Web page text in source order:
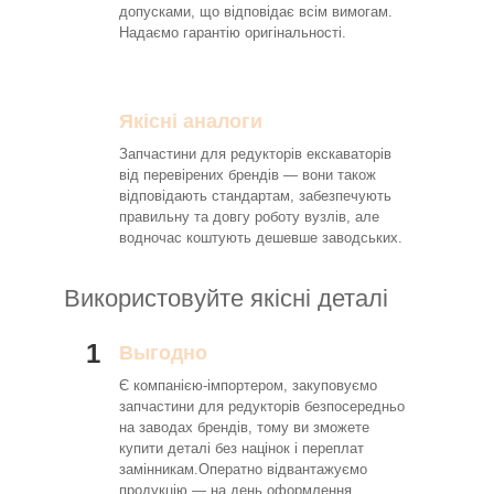
допусками, що відповідає всім вимогам.
Надаємо гарантію оригінальності.
Якісні аналоги
Запчастини для редукторів екскаваторів
від перевірених брендів — вони також
відповідають стандартам, забезпечують
правильну та довгу роботу вузлів, але
водночас коштують дешевше заводських.
Використовуйте якісні деталі
1 Выгодно
Є компанією-імпортером, закуповуємо
запчастини для редукторів безпосередньо
на заводах брендів, тому ви зможете
купити деталі без націнок і переплат
замінникам.Оператно відвантажуємо
продукцію — на день оформлення